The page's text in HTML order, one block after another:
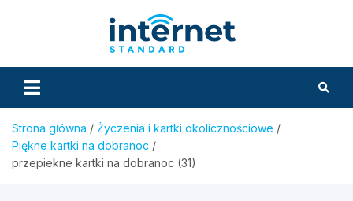
Strona główna
Życzenia i kartki okolicznościowe
Piękne kartki na dobranoc
przepiekne kartki na dobranoc (31)